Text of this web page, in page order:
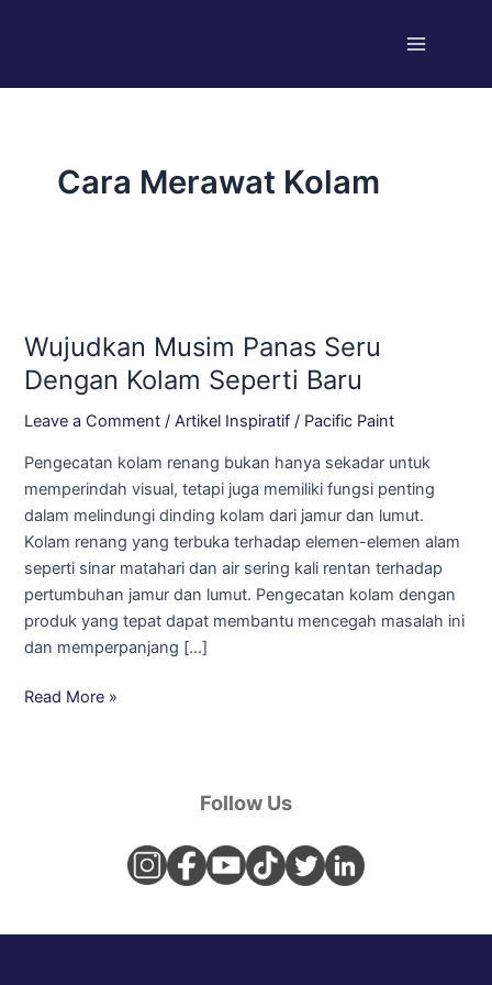
Cara Merawat Kolam
Wujudkan Musim Panas Seru
Dengan Kolam Seperti Baru
Leave a Comment /Artikel Inspiratif / Pacific Paint
Pengecatan kolam renang bukan hanya sekadar untuk
memperindah visual, tetapi juga memiliki fungsi penting
dalam melindungi dinding kolam dari jamur dan lumut.
Kolam renang yang terbuka terhadap elemen-elemen alam
seperti sinar matahari dan air sering kali rentan terhadap
pertumbuhan jamur dan lumut. Pengecatan kolam dengan
produk yang tepat dapat membantu mencegah masalah ini
dan memperpanjang […]
Panas
Seru
Dengan
Kolam
Baru
Read More »
Follow Us